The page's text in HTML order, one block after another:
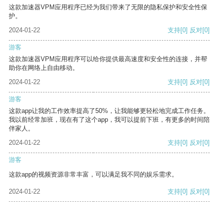
这款加速器VPM应用程序已经为我们带来了无限的隐私保护和安全性保
护。
2024-01-22
支持[0] 反对[0]
游客
这款加速器VPM应用程序可以给你提供最高速度和安全性的连接，并帮
助你在网络上自由移动。
2024-01-22
支持[0] 反对[0]
游客
这款app让我的工作效率提高了50%，让我能够更轻松地完成工作任务。
我以前经常加班，现在有了这个app，我可以提前下班，有更多的时间陪
伴家人。
2024-01-22
支持[0] 反对[0]
游客
这款app的视频资源非常丰富，可以满足我不同的娱乐需求。
2024-01-22 支持[0] 反对[0]